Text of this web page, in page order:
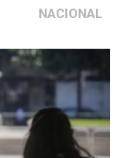
NACIONAL